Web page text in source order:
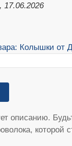
описанию.
которой